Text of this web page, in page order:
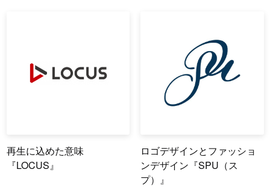
再生に込めた意味
『LOCUS』
ロゴデザインとファッショ
ンデザイン『SPU（ス
プ）』